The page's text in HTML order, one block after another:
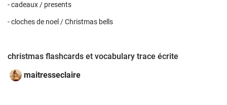
- cadeaux / presents
- cloches de noel / Christmas bells
christmas flashcards et vocabulary trace écrite
maitresseclaire